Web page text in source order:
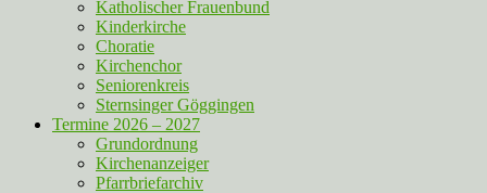
Katholischer Frauenbund
Kinderkirche
Choratie
Kirchenchor
Seniorenkreis
Sternsinger Göggingen
Termine 2026 – 2027
Grundordnung
Kirchenanzeiger
Pfarrbriefarchiv